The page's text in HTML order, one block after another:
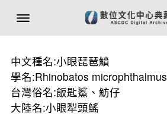
中文種名:小眼琵琶鱝
學名:Rhinobatos microphthalmus
台灣俗名:飯匙鯊、魴仔
大陸名:小眼犁頭鰩